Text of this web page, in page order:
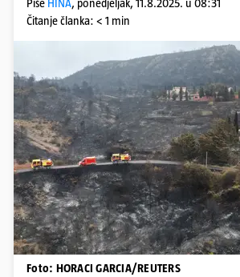
Piše HINA, ponedjeljak, 11.8.2025. u 08:31
Čitanje članka: < 1 min
Foto: HORACI GARCIA/REUTERS